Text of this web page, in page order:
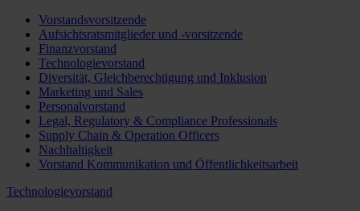
Vorstandsvorsitzende
Aufsichtsratsmitglieder und -vorsitzende
Finanzvorstand
Technologievorstand
Diversität, Gleichberechtigung und Inklusion
Marketing und Sales
Personalvorstand
Legal, Regulatory & Compliance Professionals
Supply Chain & Operation Officers
Nachhaltigkeit
Vorstand Kommunikation und Öffentlichkeitsarbeit
Technologievorstand